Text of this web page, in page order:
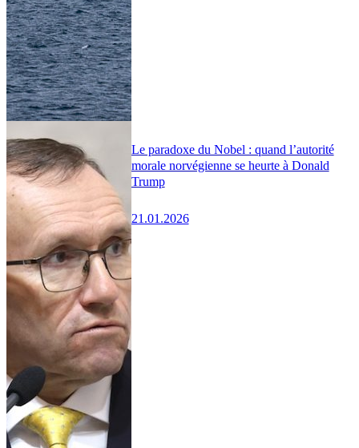
Le paradoxe du Nobel : quand l’autorité
morale norvégienne se heurte à Donald
Trump
21.01.2026